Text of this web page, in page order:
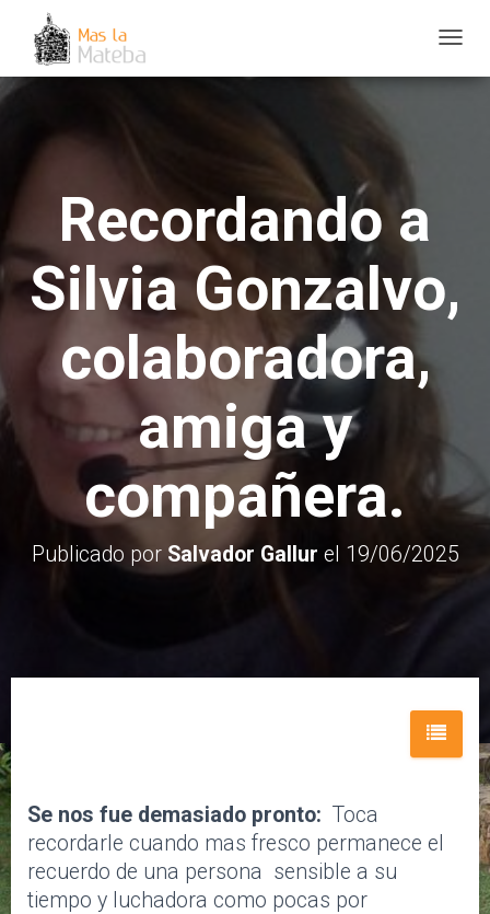
D
E
A
Recordando a
Silvia Gonzalvo,
colaboradora,
amiga y
compañera.
Publicado por Salvador Gallur el 19/06/2025
Se nos fue demasiado pronto: Toca
recordarle cuando mas fresco permanece el
recuerdo de una persona sensible a su
tiempo y luchadora como pocas por